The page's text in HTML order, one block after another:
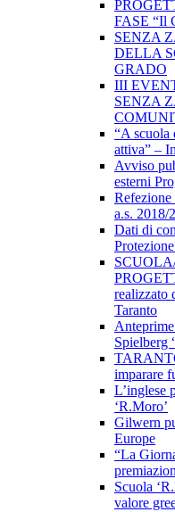
FASE “Il
SENZA
DELLA
GRADO
III
SENZA
“A scuola
attiva” –
Avviso
esterni
Refezione
a.s. 2018/
Dati di
realizzato
Taranto
Spielberg
imparare
L’inglese
‘R.Moro’
Gilwern
Europe
“La
Scuola
valore